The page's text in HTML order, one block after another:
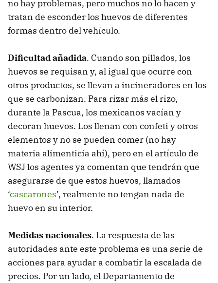
no hay problemas, pero muchos no lo hacen y
tratan de esconder los huevos de diferentes
formas dentro del vehículo.
Dificultad añadida. Cuando son pillados, los
huevos se requisan y, al igual que ocurre con
otros productos, se llevan a incineradores en los
que se carbonizan. Para rizar más el rizo,
durante la Pascua, los mexicanos vacían y
decoran huevos. Los llenan con confeti y otros
elementos y no se pueden comer (no hay
materia alimenticia ahí), pero en el artículo de
WSJ los agentes ya comentan que tendrán que
asegurarse de que estos huevos, llamados
‘cascarones’, realmente no tengan nada de
huevo en su interior.
Medidas nacionales. La respuesta de las
autoridades ante este problema es una serie de
acciones para ayudar a combatir la escalada de
precios. Por un lado, el Departamento de